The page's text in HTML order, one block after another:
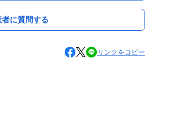
に質問する
リンクをコピー